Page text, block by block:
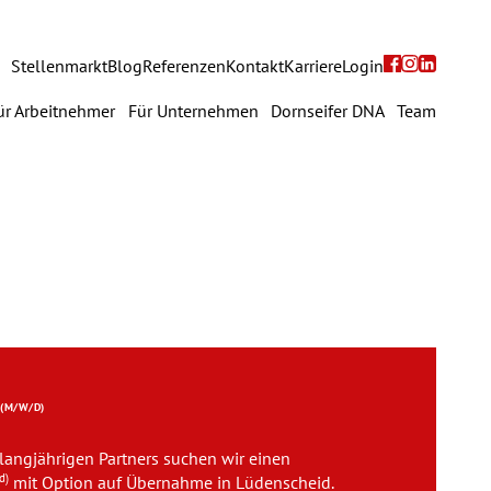
Navigation
StellenmarktBlogReferenzenKontaktKarriereLogin
Arbeitnehmer Für Unternehmen Dornseifer DNA Team
(M/W/D)
Partners suchen wir einen
mit Option auf Übernahme in Lüdenscheid.
Referenzen
Stellenmarkt
Blog